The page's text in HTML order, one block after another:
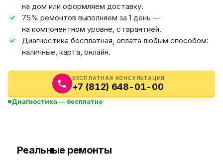
на дом или оформляем доставку.
75% ремонтов выполняем за 1 день —
на компонентном уровне, с гарантией.
Диагностика бесплатная, оплата любым способом:
наличные, карта, онлайн.
БЕСПЛАТНАЯ КОНСУЛЬТАЦИЯ
+7 (812) 648-01-00
Диагностика — бесплатно
Реальные ремонты